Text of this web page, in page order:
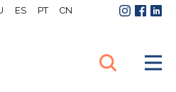
ES PT CN